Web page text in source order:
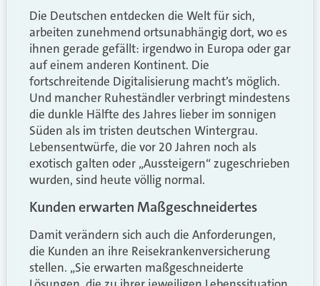
Die Deutschen entdecken die Welt für sich,
arbeiten zunehmend ortsunabhängig dort, wo es
ihnen gerade gefällt: irgendwo in Europa oder gar
auf einem anderen Kontinent. Die
fortschreitende Digitalisierung macht’s möglich.
Und mancher Ruheständler verbringt mindestens
die dunkle Hälfte des Jahres lieber im sonnigen
Süden als im tristen deutschen Wintergrau.
Lebensentwürfe, die vor 20 Jahren noch als
exotisch galten oder „Aussteigern“ zugeschrieben
wurden, sind heute völlig normal.
Kunden erwarten Maßgeschneidertes
Damit verändern sich auch die Anforderungen,
die Kunden an ihre Reisekrankenversicherung
stellen. „Sie erwarten maßgeschneiderte